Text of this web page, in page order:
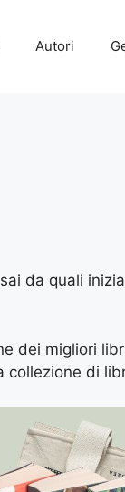
Autori
da quali
dei migliori
collezione di